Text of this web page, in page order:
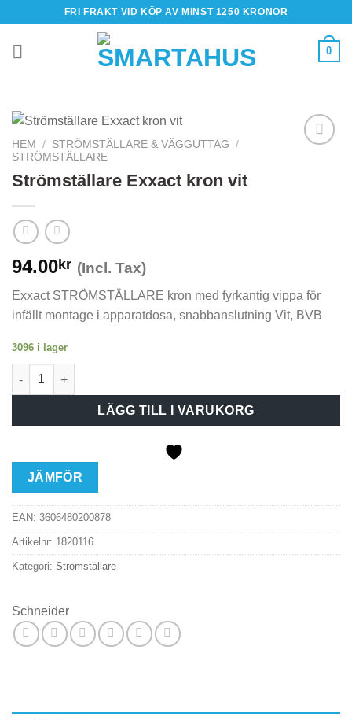
content
FRI FRAKT VID KÖP AV MINST 1250 KRONOR
0
HEM / STRÖMSTÄLLARE & VÄGGUTTAG
/
STRÖMSTÄLLARE
Strömställare Exxact kron vit
94.00kr (Incl. Tax)
Exxact STRÖMSTÄLLARE kron med fyrkantig vippa för
infällt montage i apparatdosa, snabbanslutning Vit, BVB
3096 i lager
Strömställare Exxact kron vit mängd
LÄGG TILL I VARUKORG
JÄMFÖR
EAN: 3606480200878
Artikelnr: 1820116
Kategori: Strömställare
Schneider